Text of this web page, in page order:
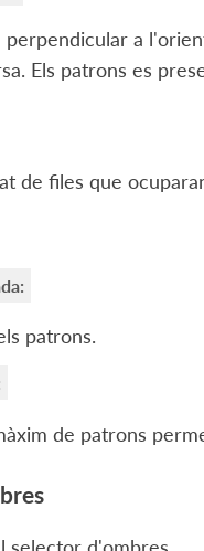
perpendicular a
Els patrons es
de files que
patrons.
de patrons